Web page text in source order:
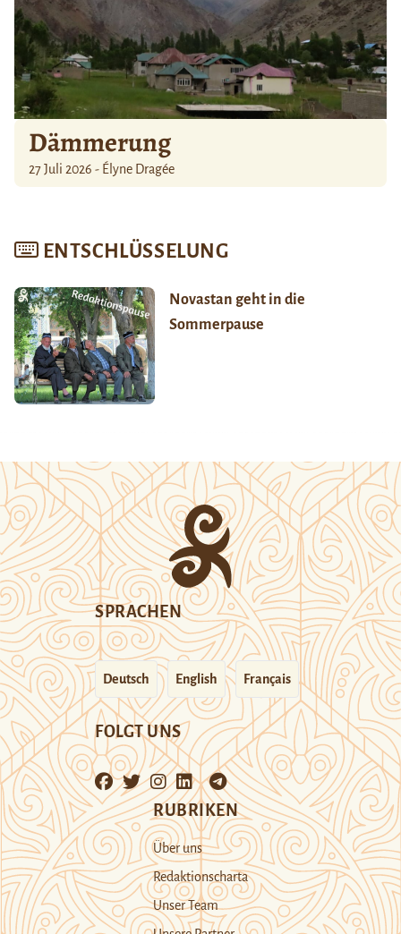
Dämmerung
27 Juli 2026 - Élyne Dragée
ENTSCHLÜSSELUNG
Novastan geht in die
Sommerpause
SPRACHEN
Deutsch English Français
FOLGT UNS
RUBRIKEN
Über uns
Redaktionscharta
Unser Team